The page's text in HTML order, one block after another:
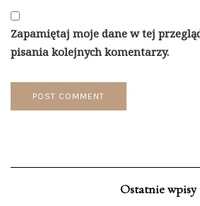
Zapamiętaj moje dane w tej
pisania kolejnych komentarzy.
Ostatnie wpisy